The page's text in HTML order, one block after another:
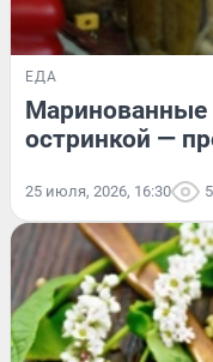
ЕДА
Маринованные
остринкой —
25 июля, 2026, 16:30